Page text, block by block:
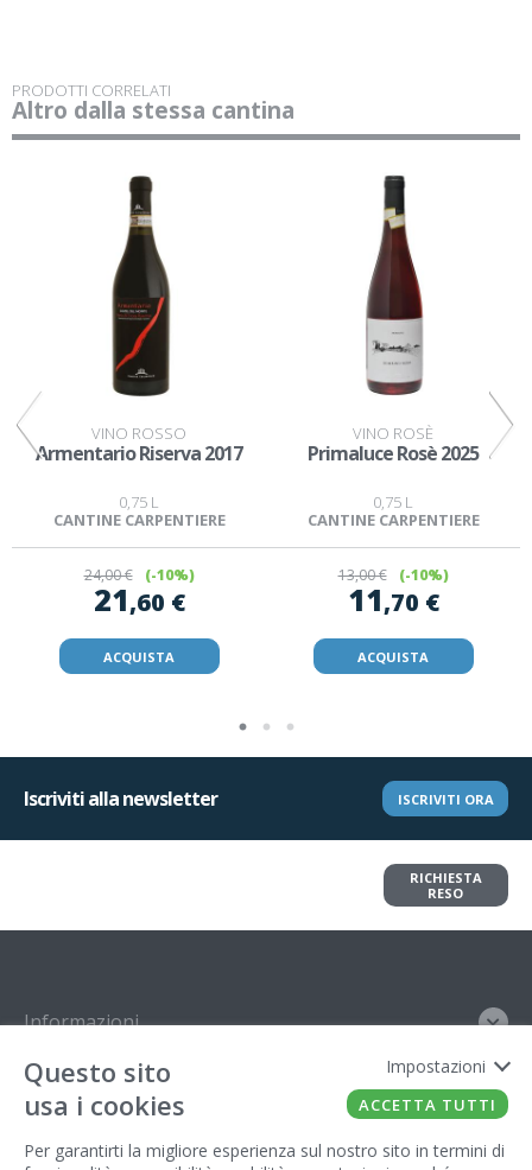
PRODOTTI CORRELATI
Altro dalla stessa cantina
VINO ROSSO
Armentario Riserva 2017
0,75 L
CANTINE CARPENTIERE
24,00 € (-10%)
21,60 €
ACQUISTA
VINO ROSÈ
Primaluce Rosè 2025
0,75 L
CANTINE CARPENTIERE
13,00 € (-10%)
11,70 €
ACQUISTA
Iscriviti alla newsletter ISCRIVITI ORA
RICHIESTA
RESO
Informazioni
Contatto
Questo sito
usa i cookies
Per garantirti la migliore esperienza sul nostro sito in termini di
Impostazioni
ACCETTA TUTTI